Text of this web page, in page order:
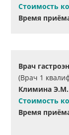
Стоимость
Время
Врач
(Врач 1
Климина Э.М.
Стоимость
Время